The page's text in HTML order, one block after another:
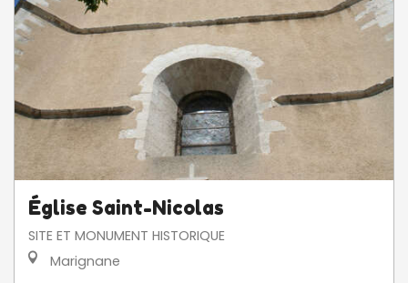
Église Saint-Nicolas
SITE ET MONUMENT HISTORIQUE
Marignane